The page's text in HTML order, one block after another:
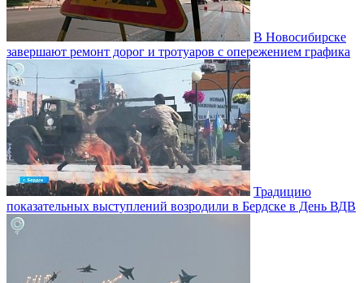
В Новосибирске
завершают ремонт дорог и тротуаров с опережением графика
Традицию
показательных выступлений возродили в Бердске в День ВДВ